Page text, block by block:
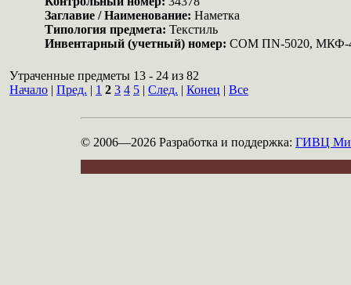
Заглавие / Наименование: Наметка
Типология предмета: Текстиль
Инвентарный (учетный) номер: COM ПN-5020, МКФ-
Утраченные предметы 13 - 24 из 82
Начало | Пред. | 1 2 3 4 5 | След. | Конец | Все
© 2006—2026 Разработка и поддержка: ГИВЦ